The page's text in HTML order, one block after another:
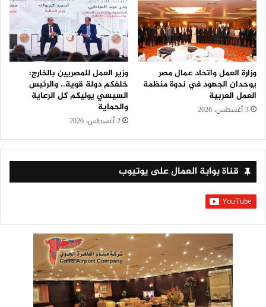
وزارة العمل واتحاد عمال مصر
يوحدان الجهود في ندوة منظمة
العمل العربية
3 أغسطس، 2026
وزير العمل للمصريين بالخارج:
خلفكم دولة قوية.. والرئيس
السيسي يوليكم كل الرعاية
والحماية
2 أغسطس، 2026
قناة بوابة العمال على يوتيوب